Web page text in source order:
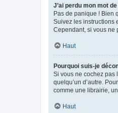
J’ai perdu mon mot
Pas de panique ! Bien
Suivez les instructions
Cependant, si vous ne
Haut
Pourquoi suis-je
Si vous ne cochez pas
quelqu’un d’autre.
comme une librairie,
Haut